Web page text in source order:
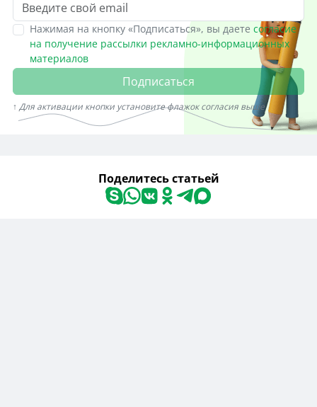
Нажимая на кнопку «Подписаться», вы даете согласие
на получение рассылки рекламно-информационных
материалов
Подписаться
↑ Для активации кнопки установите флажок согласия выше
Поделитесь статьей